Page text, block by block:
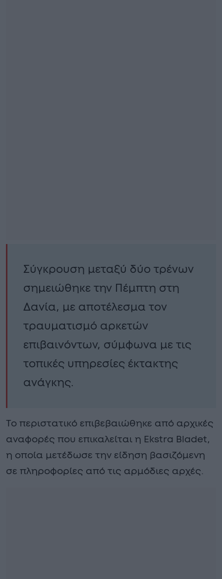
Σύγκρουση μεταξύ δύο τρένων
σημειώθηκε την Πέμπτη στη
Δανία, με αποτέλεσμα τον
τραυματισμό αρκετών
επιβαινόντων, σύμφωνα με τις
τοπικές υπηρεσίες έκτακτης
ανάγκης.
Το περιστατικό επιβεβαιώθηκε από αρχικές
αναφορές που επικαλείται η Ekstra Bladet,
η οποία μετέδωσε την είδηση βασιζόμενη
σε πληροφορίες από τις αρμόδιες αρχές.